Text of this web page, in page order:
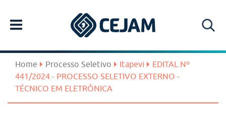
Home Processo Seletivo Itapevi
EDITAL Nº
441/2024 - PROCESSO SELETIVO EXTERNO -
TÉCNICO EM ELETRÔNICA